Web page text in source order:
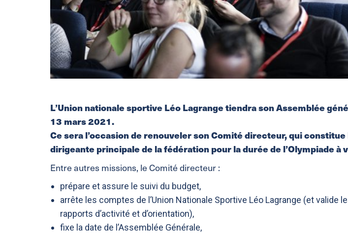
L’Union nationale sportive Léo Lagrange tiendra son Assemblée
13 mars 2021.
Ce sera l’occasion de renouveler son Comité directeur, qui constitue
dirigeante principale de la fédération pour la durée de l’Olympiade à
Entre autres missions, le Comité directeur :
prépare et assure le suivi du budget,
arrête les comptes de l’Union Nationale Sportive Léo Lagrange (et valide
rapports d’activité et d’orientation),
fixe la date de l’Assemblée Générale,